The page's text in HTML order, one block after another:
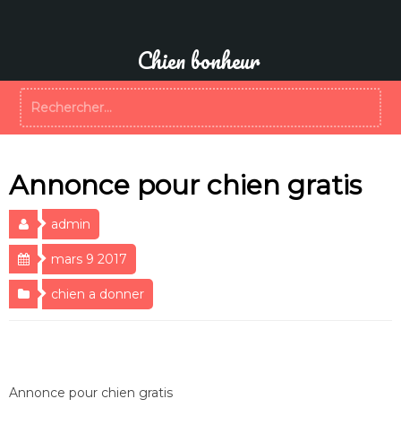
Chien bonheur
Annonce pour chien gratis
admin
mars 9 2017
chien a donner
Annonce pour chien gratis
Rechercher :